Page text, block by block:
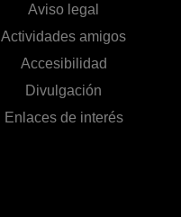
Aviso legal
Actividades amigos
Accesibilidad
Divulgación
Enlaces de interés